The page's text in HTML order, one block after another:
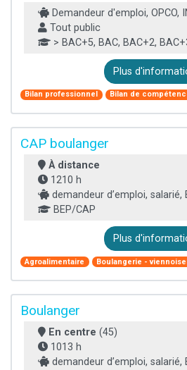
Demandeur d'emploi, OPCO,
Tout public
> BAC+5, BAC, BAC+2,
Plus
Bilan professionnel Bilan de
CAP boulanger
À distance
1210 h
demandeur d’emploi, salarié,
BEP/CAP
Plus
Agroalimentaire Boulangerie -
Boulanger
En centre (45)
1013 h
demandeur d’emploi, salarié,